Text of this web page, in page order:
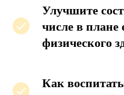
Улучшите
числе в плане
физического
Как